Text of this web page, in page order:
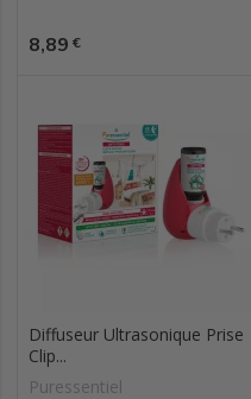
Prix
8,89 €
Diffuseur Ultrasonique Prise
Clip...
Puressentiel